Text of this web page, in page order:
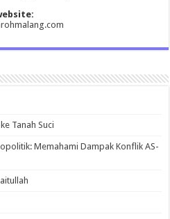
Tanah Suci
Memahami Dampak Konflik AS-